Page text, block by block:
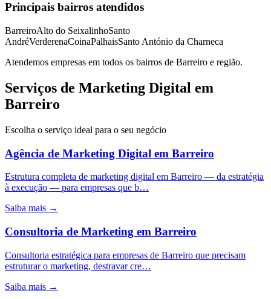
Principais bairros atendidos
BarreiroAlto do SeixalinhoSanto
AndréVerderenaCoinaPalhaisSanto António da Charneca
Atendemos empresas em todos os bairros de Barreiro e região.
Serviços de Marketing Digital em
Barreiro
Escolha o serviço ideal para o seu negócio
Agência de Marketing Digital em Barreiro
Estrutura completa de marketing digital em Barreiro — da estratégia
à execução — para empresas que b…
Saiba mais →
Consultoria de Marketing em Barreiro
Consultoria estratégica para empresas de Barreiro que precisam
estruturar o marketing, destravar cre…
Saiba mais →